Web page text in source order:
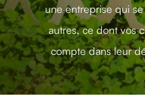
une entreprise qui
autres, ce dont vos
compte dans leur